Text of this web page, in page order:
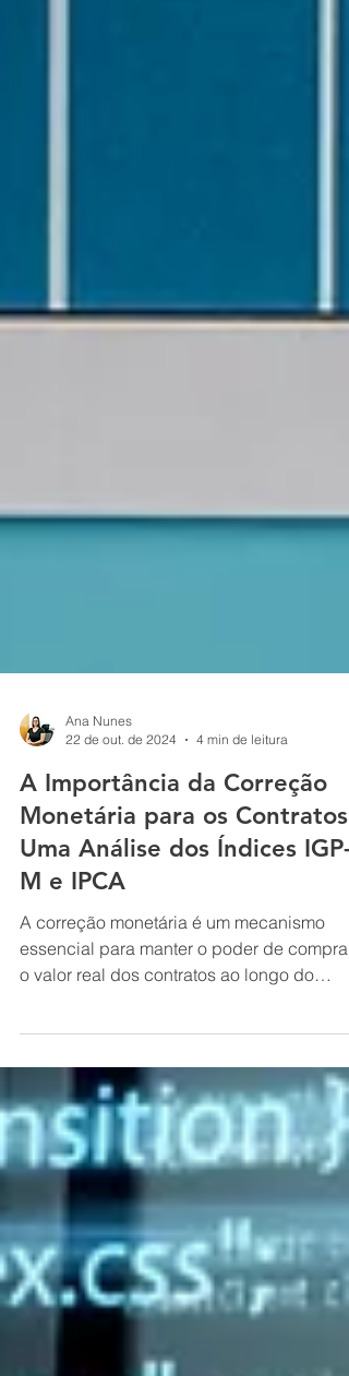
Ana Nunes
22 de out. de 2024
4 min de leitura
A Importância da Correção
Monetária para os Contratos:
Uma Análise dos Índices IGP-
M e IPCA
o valor real dos contratos ao longo do
tempo, especialmente...